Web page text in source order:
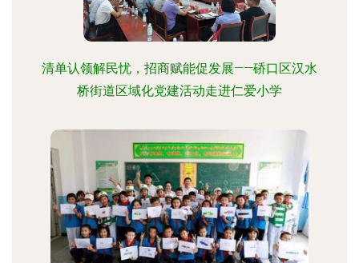
清单认领解民忧，招商赋能促发展——硚口区汉水
桥街道区域化党建活动走进仁爱小学